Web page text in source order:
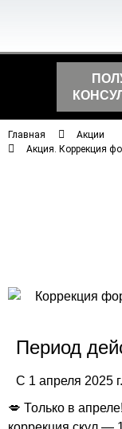
Главная
Акции
Акция. Коррекция
Период
С 1 апреля 2025
💋 Только в